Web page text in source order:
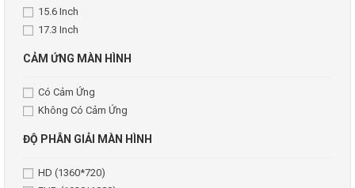
15.6 Inch
17.3 Inch
CẢM ỨNG MÀN HÌNH
Có Cảm Ứng
Không Có Cảm Ứng
ĐỘ PHÂN GIẢI MÀN HÌNH
HD (1360*720)